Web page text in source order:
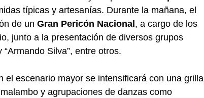
típicas y artesanías. Durante la mañana, el
de un Gran Pericón Nacional , a cargo de los
junto a la presentación de diversos grupos
“Armando Silva”, entre otros.
el escenario mayor se intensificará con una grilla
y agrupaciones de danzas como